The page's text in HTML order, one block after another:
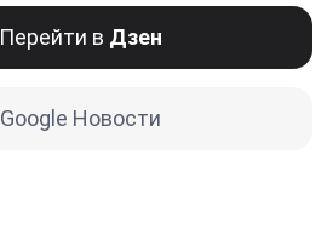
Перейти в Дзен
Google Новости